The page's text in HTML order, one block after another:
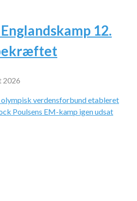
12.
2026
verdensforbund etableret
Poulsens EM-kamp igen udsat